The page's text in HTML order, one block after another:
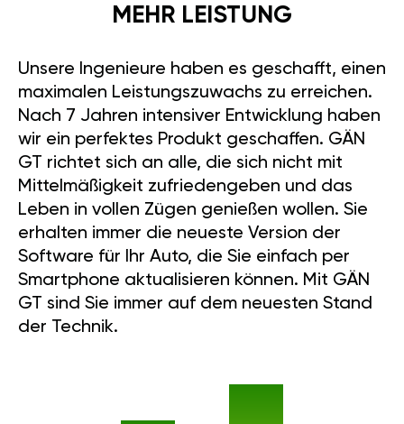
MEHR LEISTUNG
Unsere Ingenieure haben es geschafft, einen
maximalen Leistungszuwachs zu erreichen.
Nach 7 Jahren intensiver Entwicklung haben
wir ein perfektes Produkt geschaffen. GÄN
GT richtet sich an alle, die sich nicht mit
Mittelmäßigkeit zufriedengeben und das
Leben in vollen Zügen genießen wollen. Sie
erhalten immer die neueste Version der
Software für Ihr Auto, die Sie einfach per
Smartphone aktualisieren können. Mit GÄN
GT sind Sie immer auf dem neuesten Stand
der Technik.